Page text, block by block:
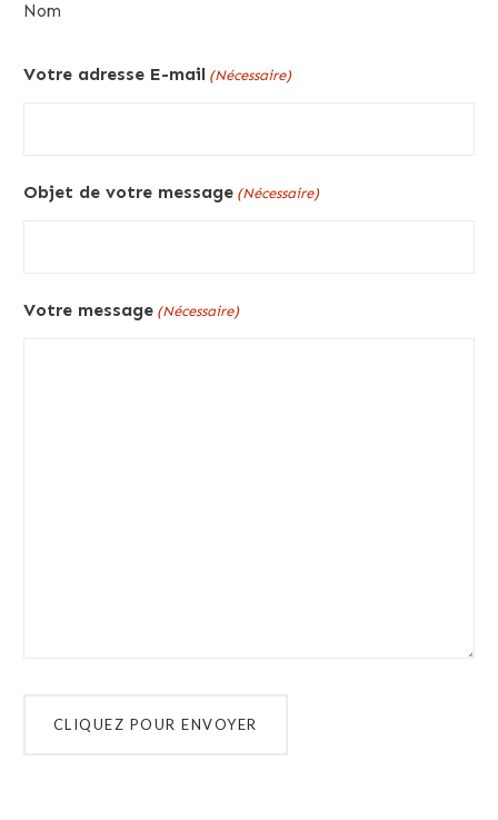
Nom
Votre adresse E-mail (Nécessaire)
Objet de votre message (Nécessaire)
Votre message (Nécessaire)